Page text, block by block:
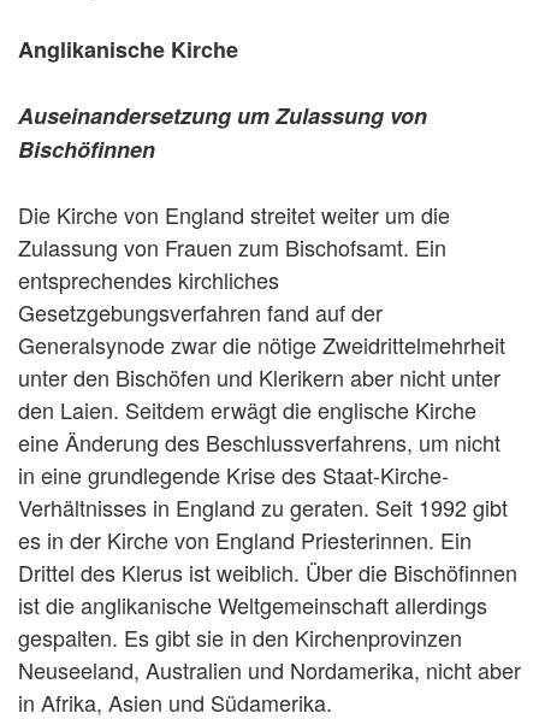
Anglikanische Kirche
Auseinandersetzung um Zulassung von
Bischöfinnen
Die Kirche von England streitet weiter um die
Zulassung von Frauen zum Bischofsamt. Ein
entsprechendes kirchliches
Gesetzgebungsverfahren fand auf der
Generalsynode zwar die nötige Zweidrittelmehrheit
unter den Bischöfen und Klerikern aber nicht unter
den Laien. Seitdem erwägt die englische Kirche
eine Änderung des Beschlussverfahrens, um nicht
in eine grundlegende Krise des Staat-Kirche-
Verhältnisses in England zu geraten. Seit 1992 gibt
es in der Kirche von England Priesterinnen. Ein
Drittel des Klerus ist weiblich. Über die Bischöfinnen
ist die anglikanische Weltgemeinschaft allerdings
gespalten. Es gibt sie in den Kirchenprovinzen
Neuseeland, Australien und Nordamerika, nicht aber
in Afrika, Asien und Südamerika.